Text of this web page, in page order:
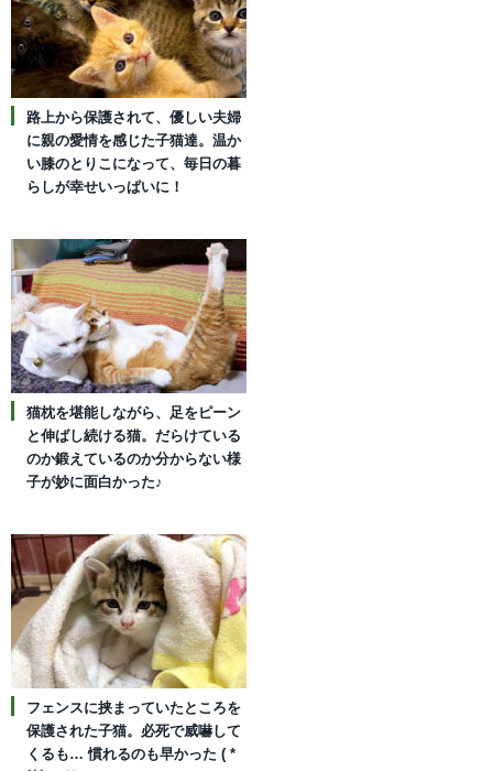
路上から保護されて、優しい夫婦
に親の愛情を感じた子猫達。温か
い膝のとりこになって、毎日の暮
らしが幸せいっぱいに！
猫枕を堪能しながら、足をピーン
と伸ばし続ける猫。だらけている
のか鍛えているのか分からない様
子が妙に面白かった♪
フェンスに挟まっていたところを
保護された子猫。必死で威嚇して
くるも… 慣れるのも早かった ( *